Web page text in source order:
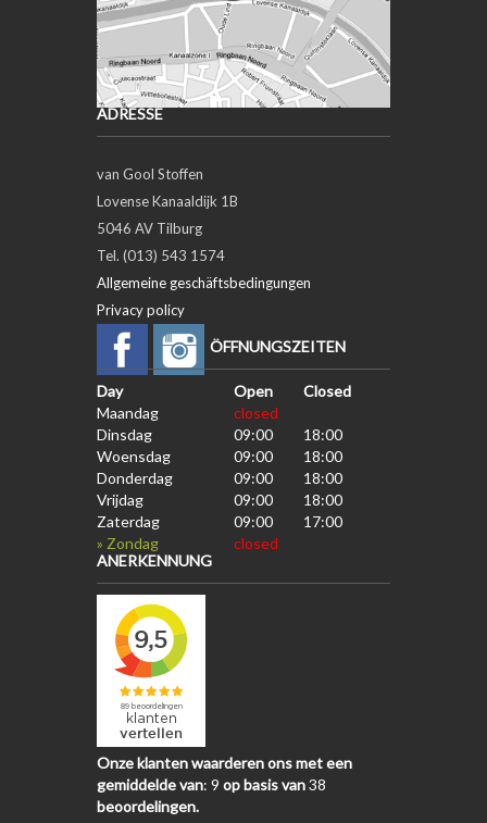
ADRESSE
van Gool Stoffen
Lovense Kanaaldijk 1B
5046 AV Tilburg
Tel. (013) 543 1574
Allgemeine geschäftsbedingungen
Privacy policy
ÖFFNUNGSZEITEN
Day Open
Closed
Maandag
closed
Dinsdag
09:00
18:00
Woensdag
09:00
18:00
Donderdag
09:00
18:00
Vrijdag
09:00
18:00
Zaterdag
09:00
17:00
» Zondag
closed
ANERKENNUNG
Onze klanten waarderen ons met een
gemiddelde van: 9 op basis van38
beoordelingen.